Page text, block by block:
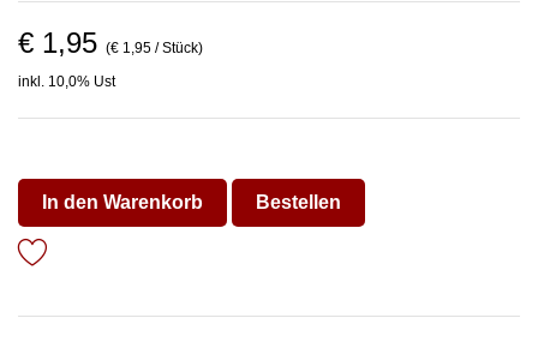
€ 1,95 (€ 1,95 / Stück)
inkl. 10,0% Ust
In den Warenkorb Bestellen